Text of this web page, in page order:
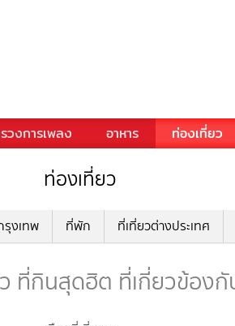
วงการเพลง อาหาร ท่องเที่ยว
ท่องเที่ยว
รุงเทพ ที่พัก ที่เที่ยวต่างประเทศ
ที่กินสุดฮิต ที่เกี่ยวข้อง